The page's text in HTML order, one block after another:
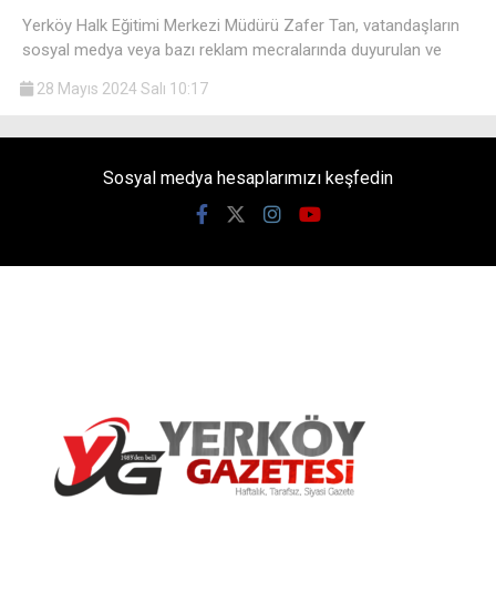
Yerköy Halk Eğitimi Merkezi Müdürü Zafer Tan, vatandaşların
sosyal medya veya bazı reklam mecralarında duyurulan ve
28 Mayıs 2024 Salı 10:17
Sosyal medya hesaplarımızı keşfedin